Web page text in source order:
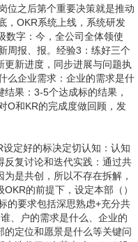
困难标99%以上的达成率
：把程CEO最重要的期职责
要的职责是打造组织，最重要
品和服务是组织的副产品。实
带头制定企业OKR、每周六
实践：李想本也写OKR周
在线化的第步历史：2018
OKR不在线，就没有产认
就像单机游戏进化成络游戏，
环。没有OKR在线系统，就
之后第个重要决策就是推动
，OKR系统上线，系统研发